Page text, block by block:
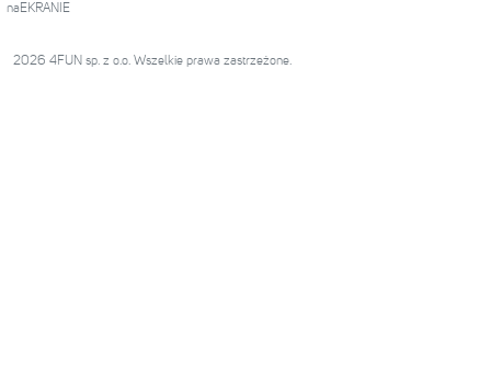
naEKRANIE
2026 4FUN sp. z o.o. Wszelkie prawa zastrzeżone.